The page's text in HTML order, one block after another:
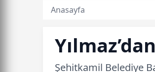
Anasayfa
Şehitkamil Belediye